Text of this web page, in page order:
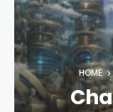
HOME